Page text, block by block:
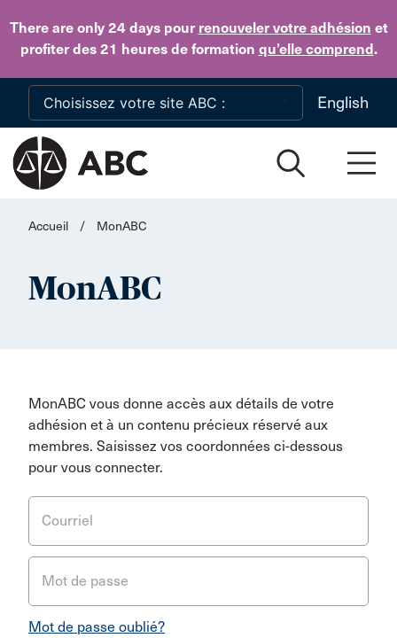
There are only 24 dayspour renouveler votre adhésion et
profiter des 21 heures de formation qu’elle comprend.
Skip to main content
English
Accueil / MonABC
MonABC
MonABC vous donne accès aux détails de votre
adhésion et à un contenu précieux réservé aux
membres. Saisissez vos coordonnées ci-dessous
pour vous connecter.
Courriel
Mot de passe
Mot de passe oublié?